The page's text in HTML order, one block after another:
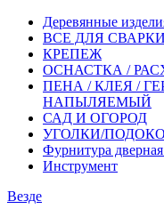
Деревянные
ВСЕ ДЛЯ СВАРКИ
КРЕПЕЖ
ОСНАСТКА /
ПЕНА / КЛЕЯ /
НАПЫЛЯЕМЫЙ
САД И ОГОРОД
УГОЛКИ/
Фурнитура
Инструмент
Везде